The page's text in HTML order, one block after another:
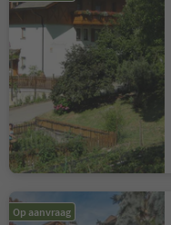
Op aanvraag